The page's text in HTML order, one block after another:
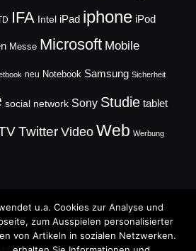
IFA Intel iPad iphone iPod
Messe Microsoft Mobile
neu Notebook Samsung Sicherheit
social network Sony Studie tablet
Twitter Video Web Werbung
u.a. Cookies zur Analyse und
zum Ausspielen personalisierter
von Artikeln in sozialen Netzwerken.